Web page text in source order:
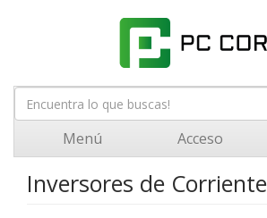
Menú Acceso
Inversores de Corriente